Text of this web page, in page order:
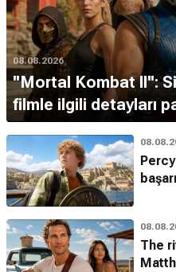
08.08.2026
''Mortal Kombat II'':
filmle ilgili detayları
The